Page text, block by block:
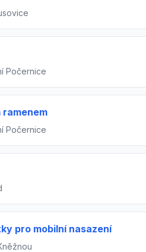
Počernice
ramenem
Počernice
pro mobilní nasazení